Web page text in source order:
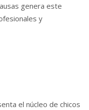
genera este
y
el núcleo de chicos